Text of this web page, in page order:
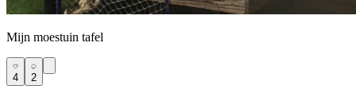
Mijn moestuin tafel
4 2